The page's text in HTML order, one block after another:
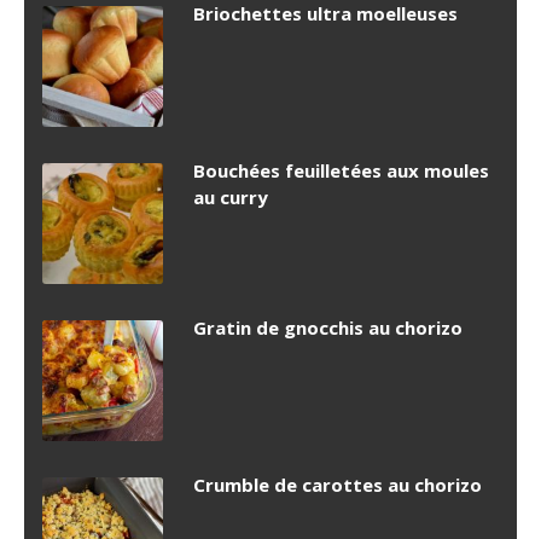
Briochettes ultra moelleuses
Bouchées feuilletées aux moules
au curry
Gratin de gnocchis au chorizo
Crumble de carottes au chorizo